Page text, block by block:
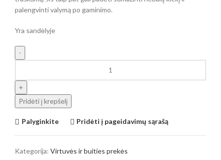
palengvinti valymą po gaminimo.
Yra sandėlyje
Pridėti į krepšelį
Palyginkite Pridėti į pageidavimų sąrašą
Kategorija: Virtuvės ir buities prekės